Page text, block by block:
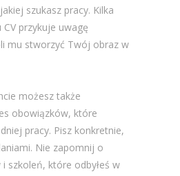
szukasz pracy. Kilka
przykuje uwagę
mu stworzyć Twój obraz w
możesz także
obowiązków, które
pracy. Pisz konkretnie,
Nie zapomnij o
szkoleń, które odbyłeś w